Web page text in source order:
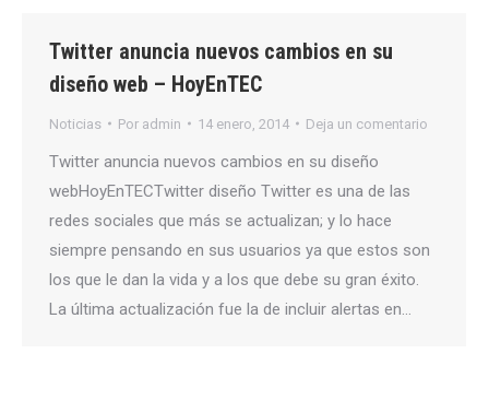
Twitter anuncia nuevos cambios en su
diseño web – HoyEnTEC
Noticias Por admin 14 enero, 2014 Deja un comentario
Twitter anuncia nuevos cambios en su diseño
webHoyEnTECTwitter diseño Twitter es una de las
redes sociales que más se actualizan; y lo hace
siempre pensando en sus usuarios ya que estos son
los que le dan la vida y a los que debe su gran éxito.
La última actualización fue la de incluir alertas en…